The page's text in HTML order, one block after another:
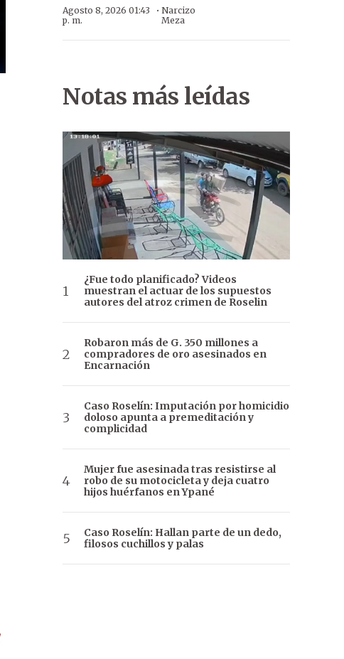
Agosto 8, 2026 01:43
p. m.
·Narcizo
Meza
Notas más leídas
¿Fue todo planificado? Videos
muestran el actuar de los supuestos
autores del atroz crimen de Roselin
Robaron más de G. 350 millones a
compradores de oro asesinados en
Encarnación
Caso Roselín: Imputación por homicidio
doloso apunta a premeditación y
complicidad
Mujer fue asesinada tras resistirse al
robo de su motocicleta y deja cuatro
hijos huérfanos en Ypané
Caso Roselín: Hallan parte de un dedo,
filosos cuchillos y palas